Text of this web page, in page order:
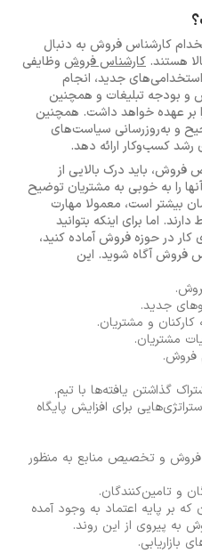
کارشناس فروش به دنبال
هستند. کارشناس فروش وظایفی
جدید، انجام
و بودجه تبلیغات و همچنین
را بر عهده خواهد داشت. همچنین
و به‌روزرسانی سیاست‌های
کسب‌وکار ارائه دهد.
باید درک بالایی از
را به خوبی به مشتریان توضیح
بیشتر است، معمولا مهارت
اما برای اینکه بتوانید
کار در حوزه فروش آماده کنید،
فروش آگاه شوید. این
جدید.
و مشتریان.
مشتریان.
فروش.
گذاشتن یافته‌ها با تیم.
برای افزایش پایگاه
فروش و تخصیص منابع به منظور
و تامین‌کنندگان.
بر پایه اعتماد به وجود آمده
به پیروی از این روند.
بازاریابی.